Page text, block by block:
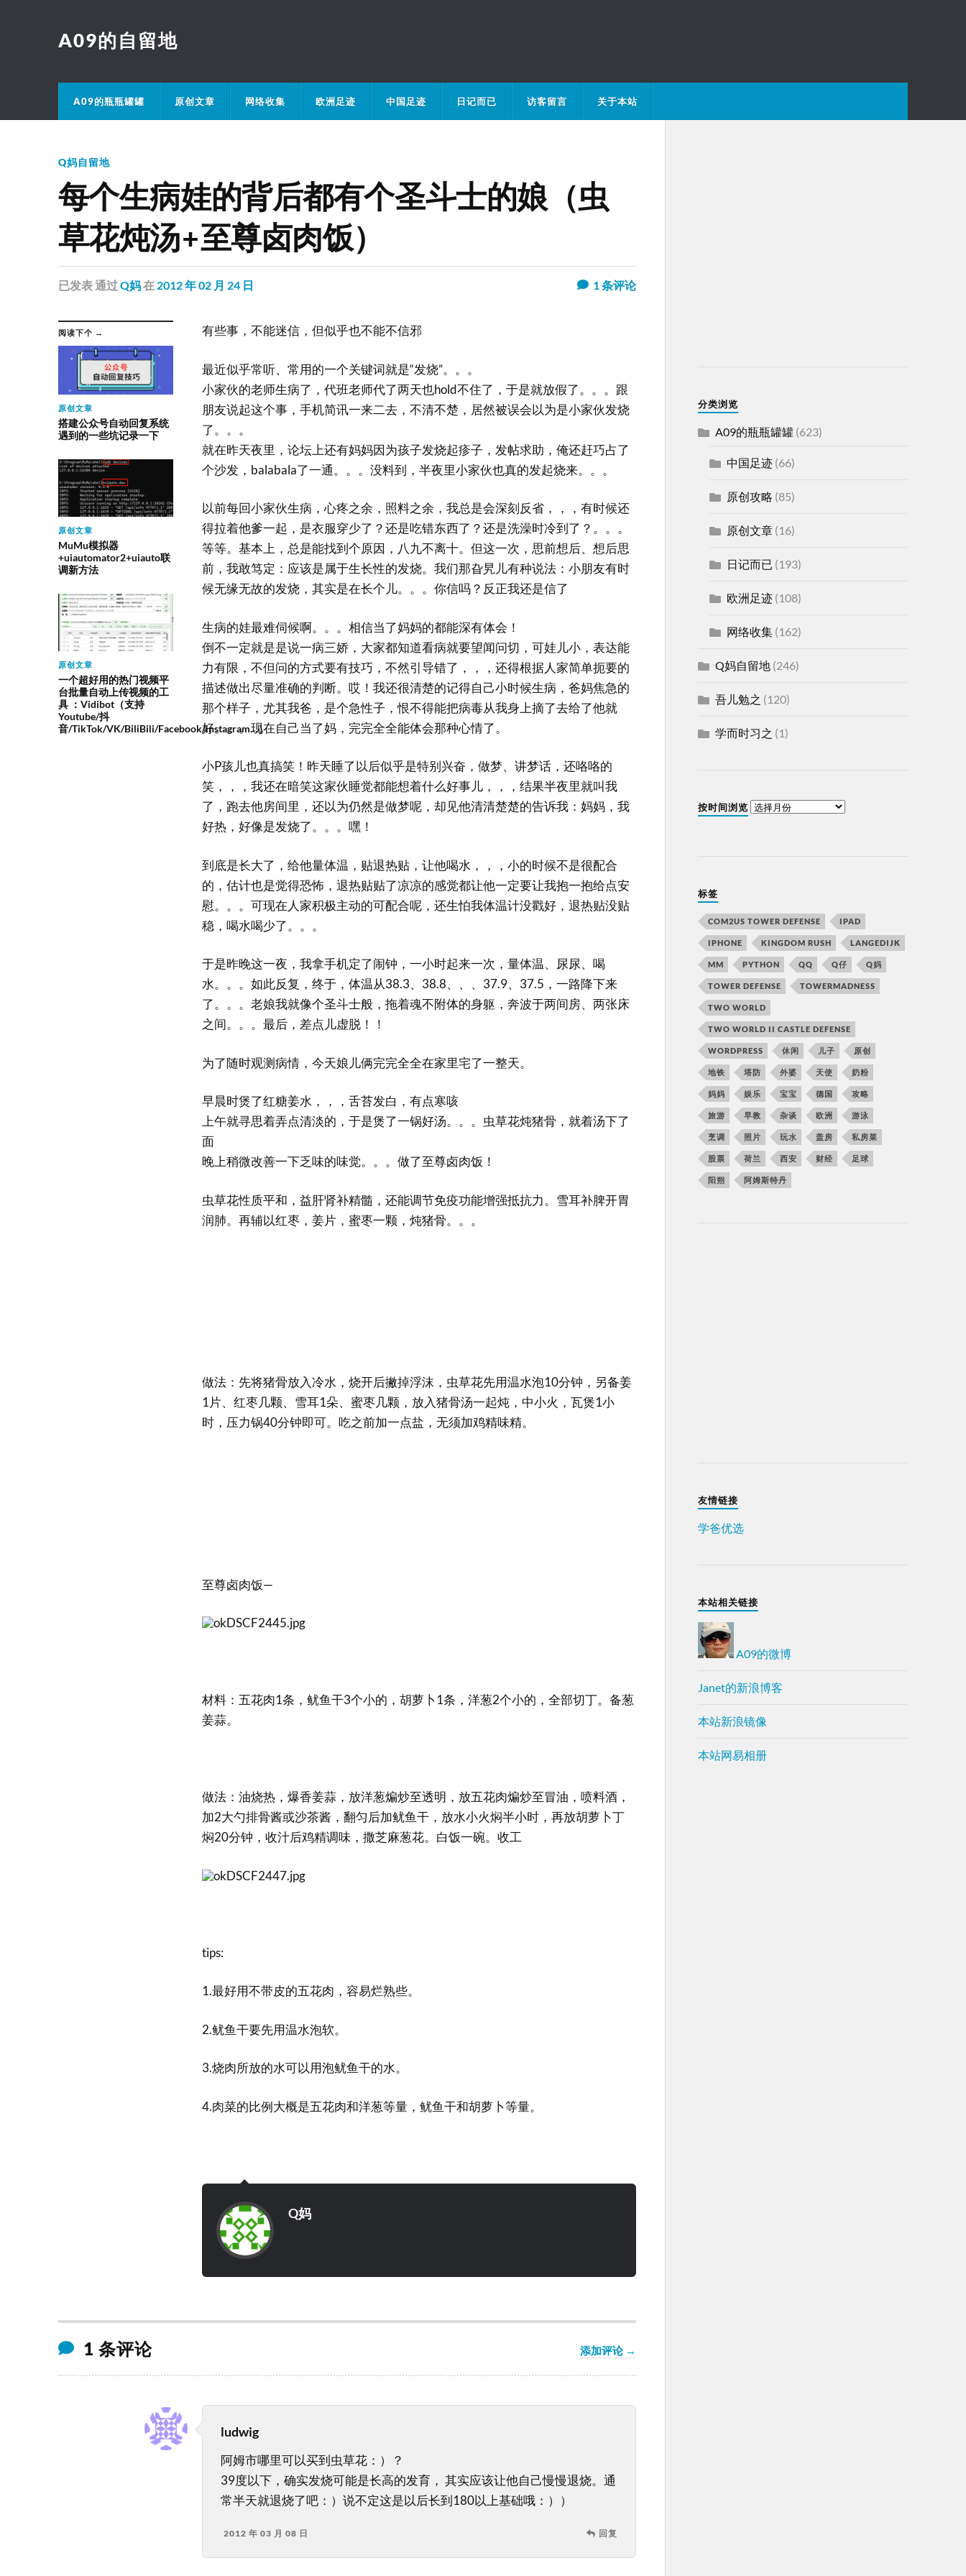
A09的自留地
A09的瓶瓶罐罐 原创文章 网络收集 欧洲足迹 中国足迹 日记而已 访客留言 关于本站
Q妈自留地
每个生病娃的背后都有个圣斗士的娘（虫
草花炖汤+至尊卤肉饭）
已发表通过Q妈在 2012 年 02 月 24 日 1条评论
阅读下个 →
原创文章
搭建公众号自动回复系统
遇到的一些坑记录一下
原创文章
MuMu模拟器
+uiautomator2+uiauto联
调新方法
原创文章
一个超好用的热门视频平
台批量自动上传视频的工
具 ：Vidibot（支持
Youtube/抖
音/TikTok/VK/BiliBili/Facebook/instagram…）
有些事，不能迷信，但似乎也不能不信邪
最近似乎常听、常用的一个关键词就是“发烧”。。。
小家伙的老师生病了，代班老师代了两天也hold不住了，于是就放假了。。。跟
朋友说起这个事，手机简讯一来二去，不清不楚，居然被误会以为是小家伙发烧
了。。。
就在昨天夜里，论坛上还有妈妈因为孩子发烧起疹子，发帖求助，俺还赶巧占了
个沙发，balabala了一通。。。没料到，半夜里小家伙也真的发起烧来。。。
以前每回小家伙生病，心疼之余，照料之余，我总是会深刻反省，，，有时候还
得拉着他爹一起，是衣服穿少了？还是吃错东西了？还是洗澡时冷到了？。。。
等等。基本上，总是能找到个原因，八九不离十。但这一次，思前想后、想后思
前，我敢笃定：应该是属于生长性的发烧。我们那旮旯儿有种说法：小朋友有时
候无缘无故的发烧，其实是在长个儿。。。你信吗？反正我还是信了
生病的娃最难伺候啊。。。相信当了妈妈的都能深有体会！
倒不一定就是是说一病三娇，大家都知道看病就要望闻问切，可娃儿小，表达能
力有限，不但问的方式要有技巧，不然引导错了，，，还得根据人家简单扼要的
描述做出尽量准确的判断。哎！我还很清楚的记得自己小时候生病，爸妈焦急的
那个样子，尤其我爸，是个急性子，恨不得能把病毒从我身上摘了去给了他就
好。。。现在自己当了妈，完完全全能体会那种心情了。
小P孩儿也真搞笑！昨天睡了以后似乎是特别兴奋，做梦、讲梦话，还咯咯的
笑，，，我还在暗笑这家伙睡觉都能想着什么好事儿，，，结果半夜里就叫我
了，跑去他房间里，还以为仍然是做梦呢，却见他清清楚楚的告诉我：妈妈，我
好热，好像是发烧了。。。嘿！
到底是长大了，给他量体温，贴退热贴，让他喝水，，，小的时候不是很配合
的，估计也是觉得恐怖，退热贴贴了凉凉的感觉都让他一定要让我抱一抱给点安
慰。。。可现在人家积极主动的可配合呢，还生怕我体温计没戳好，退热贴没贴
稳，喝水喝少了。。。
于是昨晚这一夜，我拿手机定了闹钟，一小时起来一次，量体温、尿尿、喝
水。。。如此反复，终于，体温从38.3、38.8、、、37.9、37.5，一路降下来
了。。。老娘我就像个圣斗士般，拖着魂不附体的身躯，奔波于两间房、两张床
之间。。。最后，差点儿虚脱！！
为了随时观测病情，今天娘儿俩完完全全在家里宅了一整天。
早晨时煲了红糖姜水，，，舌苔发白，有点寒咳
上午就寻思着弄点清淡的，于是煲了一锅好汤。。。虫草花炖猪骨，就着汤下了
面
晚上稍微改善一下乏味的味觉。。。做了至尊卤肉饭！
虫草花性质平和，益肝肾补精髓，还能调节免疫功能增强抵抗力。雪耳补脾开胃
润肺。再辅以红枣，姜片，蜜枣一颗，炖猪骨。。。
做法：先将猪骨放入冷水，烧开后撇掉浮沫，虫草花先用温水泡10分钟，另备姜
1片、红枣几颗、雪耳1朵、蜜枣几颗，放入猪骨汤一起炖，中小火，瓦煲1小
时，压力锅40分钟即可。吃之前加一点盐，无须加鸡精味精。
至尊卤肉饭—
材料：五花肉1条，鱿鱼干3个小的，胡萝卜1条，洋葱2个小的，全部切丁。备葱
姜蒜。
做法：油烧热，爆香姜蒜，放洋葱煸炒至透明，放五花肉煸炒至冒油，喷料酒，
加2大勺排骨酱或沙茶酱，翻匀后加鱿鱼干，放水小火焖半小时，再放胡萝卜丁
焖20分钟，收汁后鸡精调味，撒芝麻葱花。白饭一碗。收工
tips:
1.最好用不带皮的五花肉，容易烂熟些。
2.鱿鱼干要先用温水泡软。
3.烧肉所放的水可以用泡鱿鱼干的水。
4.肉菜的比例大概是五花肉和洋葱等量，鱿鱼干和胡萝卜等量。
Q妈
1 条评论 添加评论 →
ludwig
阿姆市哪里可以买到虫草花：）？
39度以下，确实发烧可能是长高的发育， 其实应该让他自己慢慢退烧。通
常半天就退烧了吧：）说不定这是以后长到180以上基础哦：））
2012 年 03 月 08 日 回复
分类浏览
A09的瓶瓶罐罐(623)
中国足迹(66)
原创攻略 (85)
原创文章(16)
日记而已 (193)
欧洲足迹(108)
网络收集(162)
Q妈自留地(246)
吾儿勉之 (120)
学而时习之 (1)
按时间浏览
标签
COM2US TOWER DEFENSE IPAD
IPHONE KINGDOM RUSH LANGEDIJK
MM PYTHON QQ Q仔 Q妈
TOWER DEFENSE TOWERMADNESS
TWO WORLD
TWO WORLD II CASTLE DEFENSE
WORDPRESS 休闲 儿子 原创
地铁 塔防 外婆 天使 奶粉
妈妈 娱乐 宝宝 德国 攻略
旅游 早教 杂谈 欧洲 游泳
烹调 照片 玩水 盖房 私房菜
股票 荷兰 西安 财经 足球
阳朔 阿姆斯特丹
友情链接
学爸优选
本站相关链接
A09的微博
Janet的新浪博客
本站新浪镜像
本站网易相册